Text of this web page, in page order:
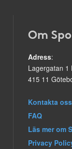
Om
Adress:
Lagergatan 1
415 11
Kontakta oss
FAQ
Läs mer om
Privacy